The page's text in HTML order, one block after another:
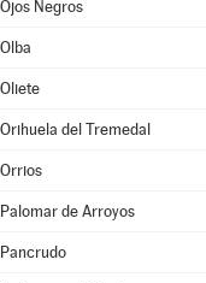
Ojos Negros
Olba
Oliete
Orihuela del Tremedal
Orrios
Palomar de Arroyos
Pancrudo